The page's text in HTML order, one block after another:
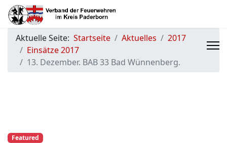
Aktuelle Seite: Startseite Aktuelles
2017
Einsätze 2017
13. Dezember. BAB 33 Bad Wünnenberg.
Featured